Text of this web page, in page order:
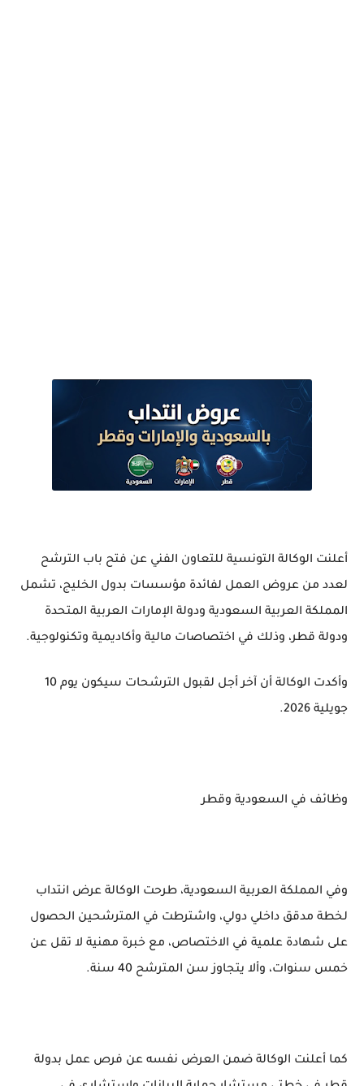
أعلنت الوكالة التونسية للتعاون الفني عن فتح باب الترشح
لعدد من عروض العمل لفائدة مؤسسات بدول الخليج، تشمل
المملكة العربية السعودية ودولة الإمارات العربية المتحدة
ودولة قطر، وذلك في اختصاصات مالية وأكاديمية وتكنولوجية.
وأكدت الوكالة أن آخر أجل لقبول الترشحات سيكون يوم 10
جويلية 2026.
وظائف في السعودية وقطر
وفي المملكة العربية السعودية، طرحت الوكالة عرض انتداب
لخطة مدقق داخلي دولي، واشترطت في المترشحين الحصول
على شهادة علمية في الاختصاص، مع خبرة مهنية لا تقل عن
خمس سنوات، وألا يتجاوز سن المترشح 40 سنة.
كما أعلنت الوكالة ضمن العرض نفسه عن فرص عمل بدولة